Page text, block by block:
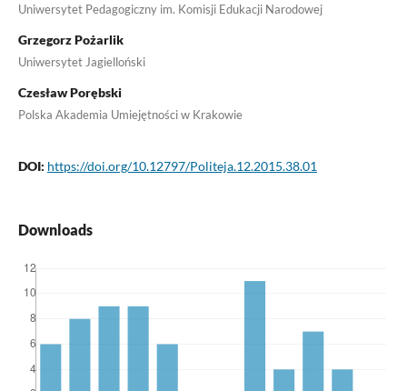
Uniwersytet Pedagogiczny im. Komisji Edukacji Narodowej
Grzegorz Pożarlik
Uniwersytet Jagielloński
Czesław Porębski
Polska Akademia Umiejętności w Krakowie
DOI: https://doi.org/10.12797/Politeja.12.2015.38.01
Downloads